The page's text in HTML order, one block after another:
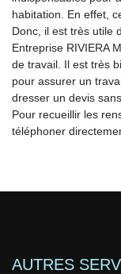
habitation. En effet,
Donc, il est très utile
Entreprise RIVIERA
de travail. Il est très
pour assurer un
dresser un devis
Pour recueillir les
téléphoner
AUTRES